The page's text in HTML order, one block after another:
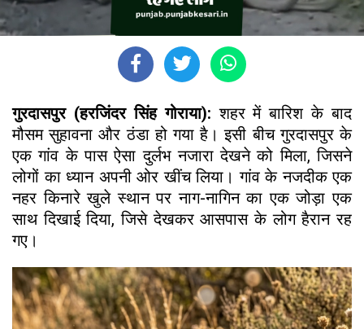
गुरदासपुर (हरजिंदर सिंह गोराया): शहर में बारिश के बाद
मौसम सुहावना और ठंडा हो गया है। इसी बीच गुरदासपुर के
एक गांव के पास ऐसा दुर्लभ नजारा देखने को मिला, जिसने
लोगों का ध्यान अपनी ओर खींच लिया। गांव के नजदीक एक
नहर किनारे खुले स्थान पर नाग-नागिन का एक जोड़ा एक
साथ दिखाई दिया, जिसे देखकर आसपास के लोग हैरान रह
गए।